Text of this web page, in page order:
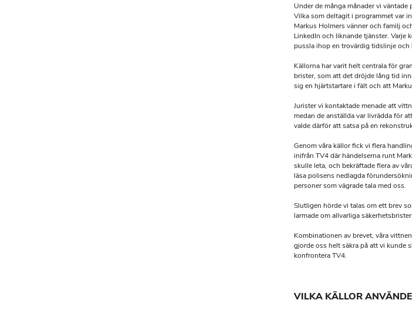
Under de många månader vi
Vilka som deltagit i programmet var
Markus Holmers vänner och familj
LinkedIn och liknande tjänster. Varje
pussla ihop en trovärdig tidslinje och
Källorna har varit helt centrala för
brister, som att det dröjde lång tid
sig en hjärtstartare i fält och att
Jurister vi kontaktade menade att
medan de anställda var livrädda för
valde därför att satsa på en
Genom våra källor fick vi flera
inifrån TV4 där händelserna runt
skulle leta, och bekräftade flera av
läsa polisens nedlagda
personer som vägrade tala med oss.
Slutligen hörde vi talas om ett brev
larmade om allvarliga
Kombinationen av brevet, våra
gjorde oss helt säkra på att vi kunde
konfrontera TV4.
VILKA KÄLLOR